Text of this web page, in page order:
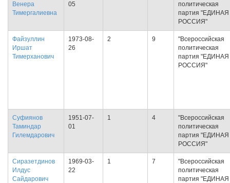
Венера
Тимергалиевна
05
политическая
партия "ЕДИНАЯ
РОССИЯ"
Файзуллин
Иршат
Тимерханович
1973-08-
26
2 9
"Всероссийская
политическая
партия "ЕДИНАЯ
РОССИЯ"
Суфиянов
Таминдар
Гилемдарович
1951-07-
01
1 4
"Всероссийская
политическая
партия "ЕДИНАЯ
РОССИЯ"
Сиразетдинов
Илдус
Сайдарович
1969-03-
22
1 7
"Всероссийская
политическая
партия "ЕДИНАЯ